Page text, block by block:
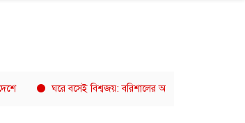
ঘরে বসেই বিশ্বজয়: বরিশালের অনিকের ৮ হাজার ডলারের গল্প